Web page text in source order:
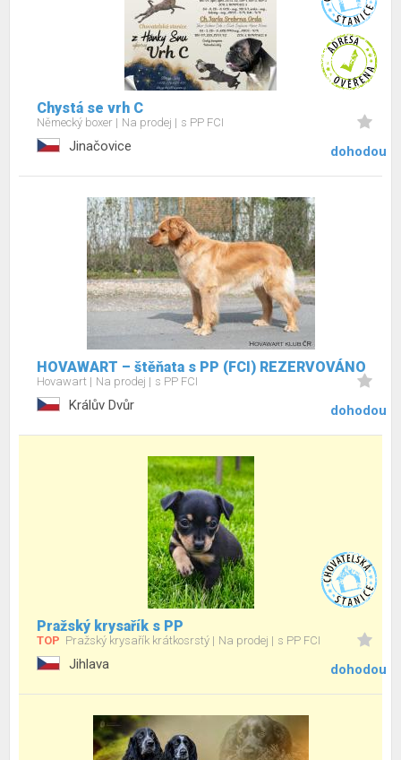
Chystá se vrh C
Německý boxer Na prodej s PP FCI
Jinačovice dohodou
HOVAWART – štěňata s PP (FCI) REZERVOVÁNO
Hovawart Na prodej s PP FCI
Králův Dvůr dohodou
Pražský krysařík s PP
TOP Pražský krysařík krátkosrstý Na prodej s PP FCI
Jihlava dohodou